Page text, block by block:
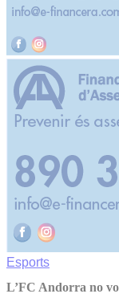
Esports
L’FC Andorra no